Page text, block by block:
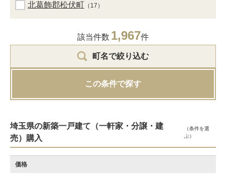
北葛飾郡松伏町 （17）
該当件数 1,967件
町名で絞り込む
この条件で探す
埼玉県の新築一戸建て（一軒家・分譲・建
売）購入
（条件を選
ぶ）
価格